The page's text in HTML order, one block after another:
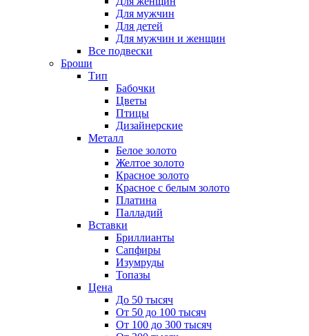
Для мужчин
Для детей
Для мужчин и женщин
Все подвески
Броши
Тип
Бабочки
Цветы
Птицы
Дизайнерские
Металл
Белое золото
Желтое золото
Красное золото
Красное с белым золото
Платина
Палладий
Вставки
Бриллианты
Сапфиры
Изумруды
Топазы
Цена
До 50 тысяч
От 50 до 100 тысяч
От 100 до 300 тысяч